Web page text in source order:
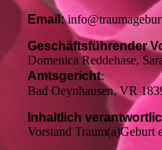
Email:
Geschäftsführender
Domenica Reddehase,
Amtsgericht:
Bad Oeynhausen,VR
Inhaltlich
Vorstand Traum(a)Geburt